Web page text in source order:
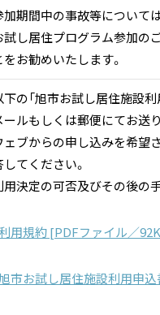
加期間中の事故等について
試し居住プログラム参加の
をお勧めいたします。
下の「旭市お試し居住施設利
ールもしくは郵便にてお送
ェブからの申し込みを希望
してください。
用決定の可否及びその後の
用規約 [PDFファイル／
市お試し居住施設利用申